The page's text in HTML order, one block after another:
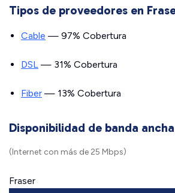
Tipos de proveedores en
Cable — 97% Cobertura
DSL — 31% Cobertura
Fiber — 13% Cobertura
Disponibilidad de banda ancha
(Internet con más de 25 Mbps)
Fraser